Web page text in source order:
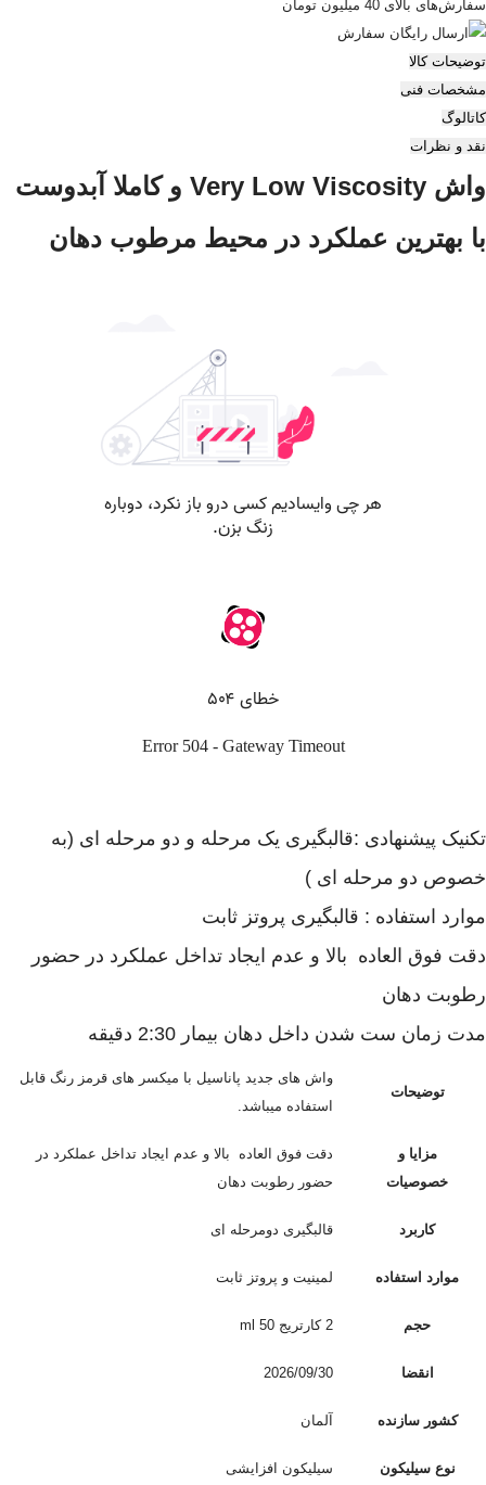
سفارش‌های بالای 40 میلیون تومان
توضیحات کالا
مشخصات فنی
کاتالوگ
نقد و نظرات
واش Very Low Viscosity و کاملا آبدوست
با بهترین عملکرد در محیط مرطوب دهان
تکنیک پیشنهادی :قالبگیری یک مرحله و دو مرحله ای (به
خصوص دو مرحله ای )
موارد استفاده : قالبگیری پروتز ثابت
دقت فوق العاده بالا و عدم ایجاد تداخل عملکرد در حضور
رطوبت دهان
مدت زمان ست شدن داخل دهان بیمار 2:30 دقیقه
توضیحات
واش های جدید پاناسیل با میکسر های قرمز رنگ قابل
استفاده میباشد.
مزایا و
خصوصیات
دقت فوق العاده بالا و عدم ایجاد تداخل عملکرد در
حضور رطوبت دهان
کاربرد قالبگیری دومرحله ای
موارد استفاده لمینیت و پروتز ثابت
حجم 2 کارتریج 50 ml
انقضا 2026/09/30
کشور سازنده آلمان
نوع سیلیکون سیلیکون افزایشی